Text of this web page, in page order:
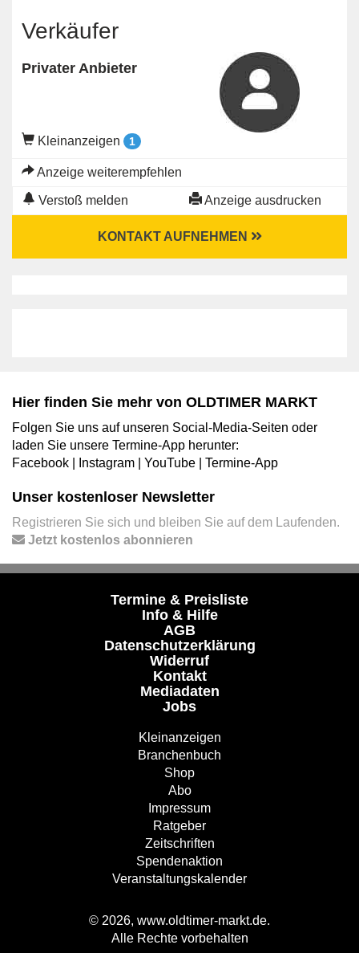
Verkäufer
Privater Anbieter
Kleinanzeigen 1
Anzeige weiterempfehlen
Verstoß melden Anzeige ausdrucken
KONTAKT AUFNEHMEN
Hier finden Sie mehr von OLDTIMER MARKT
Folgen Sie uns auf unseren Social-Media-Seiten oder
laden Sie unsere Termine-App herunter:
Facebook
Instagram YouTube Termine-App
Unser kostenloser Newsletter
Registrieren Sie sich und bleiben Sie auf dem Laufenden.
Jetzt kostenlos abonnieren
Termine & Preisliste
Info & Hilfe
AGB
Datenschutzerklärung
Widerruf
Kontakt
Mediadaten
Jobs
Kleinanzeigen
Branchenbuch
Shop
Abo
Impressum
Ratgeber
Zeitschriften
Spendenaktion
Veranstaltungskalender
© 2026, www.oldtimer-markt.de.
Alle Rechte vorbehalten